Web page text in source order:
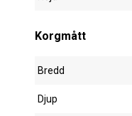
Korgmått
Bredd
Djup